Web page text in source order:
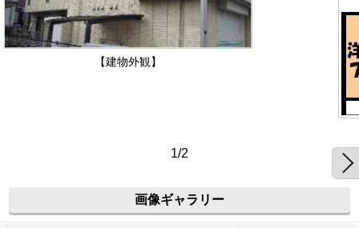
【建物外観】
1/2
画像ギャラリー